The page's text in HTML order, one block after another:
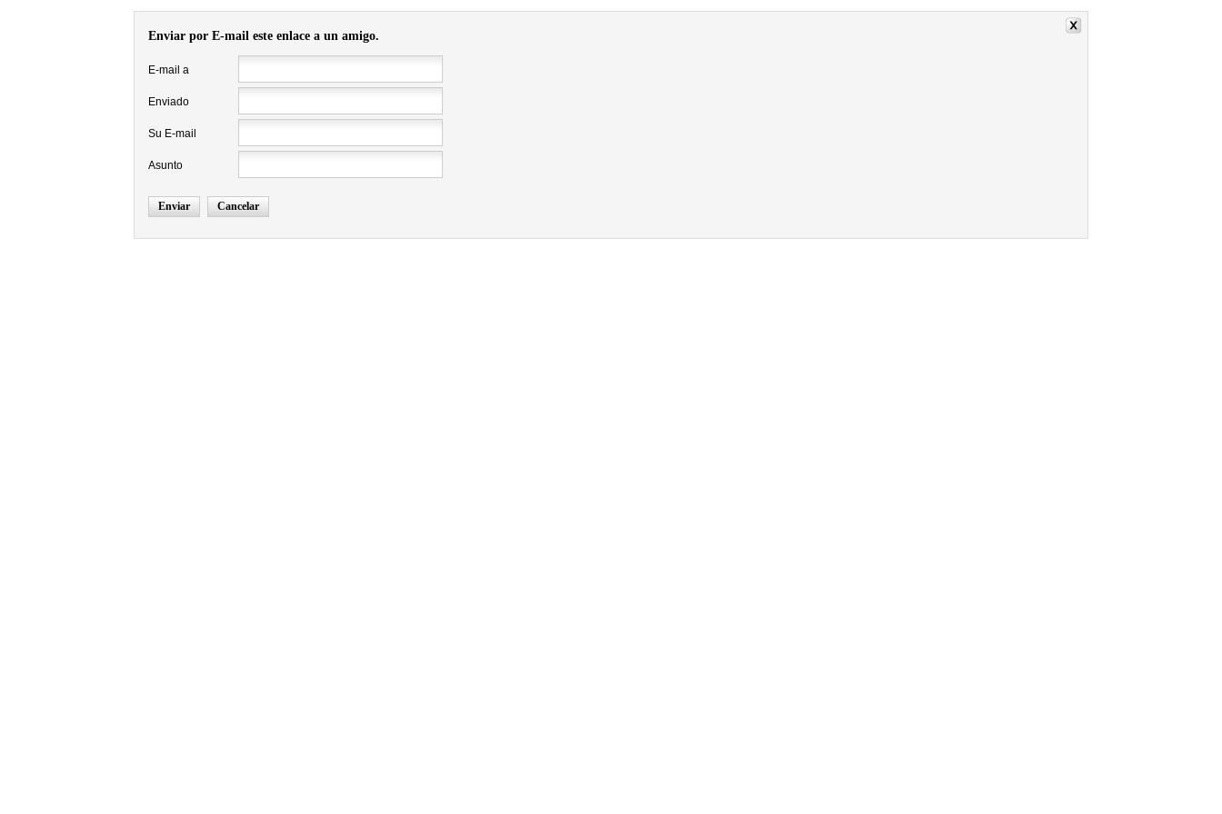
Enviar por E-mail este enlace a un amigo.
E-mail a
Enviado
Su E-mail
Asunto
Enviar Cancelar